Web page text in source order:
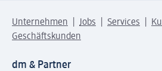
Unternehmen Jobs Services
Geschäftskunden
dm & Partner